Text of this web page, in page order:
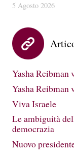
5 Agosto 2026
Yasha
Yasha
Viva Israele
Le ambiguità
democrazia
Nuovo